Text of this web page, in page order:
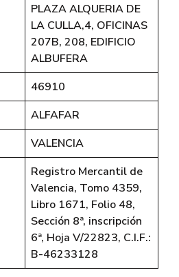
PLAZA ALQUERIA DE
LA CULLA,4, OFICINAS
207B, 208, EDIFICIO
ALBUFERA
46910
ALFAFAR
VALENCIA
Registro Mercantil de
Valencia, Tomo 4359,
Libro 1671, Folio 48,
Sección 8ª, inscripción
6ª, Hoja V/22823, C.I.F.:
B-46233128